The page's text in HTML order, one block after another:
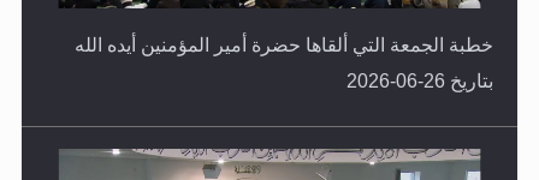
خطبة الجمعة التي ألقاها حضرة أمير المؤمنين أيده الله
بتاريخ 26-06-2026